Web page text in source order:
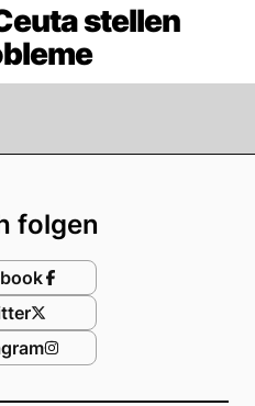
stellen
folgen